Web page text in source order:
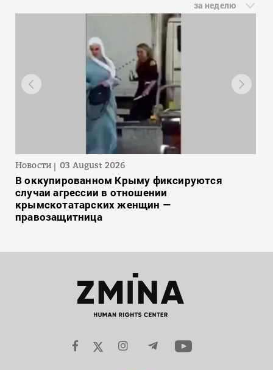
за неделю
Новости 03 August 2026
В оккупированном Крыму фиксируются
случаи агрессии в отношении
крымскотатарских женщин —
правозащитница